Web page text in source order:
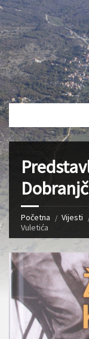
Početna Vijesti
Vuletića